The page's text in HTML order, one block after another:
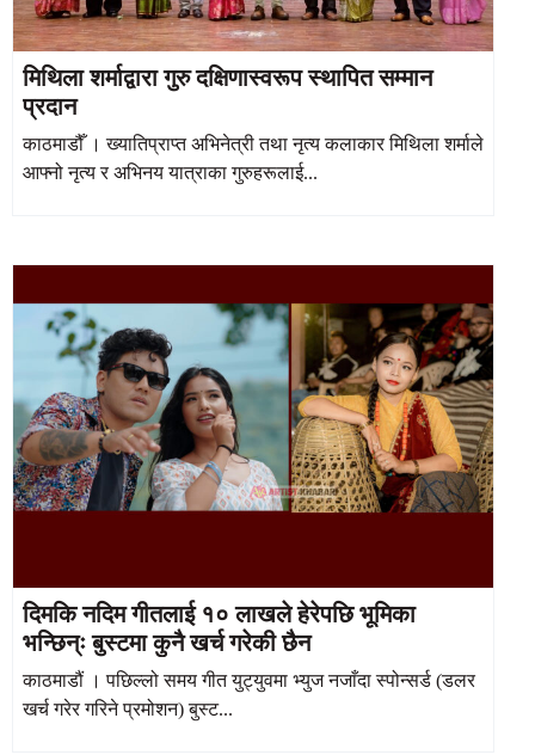
मिथिला शर्माद्वारा गुरु दक्षिणास्वरूप स्थापित सम्मान
प्रदान
काठमाडौँ । ख्यातिप्राप्त अभिनेत्री तथा नृत्य कलाकार मिथिला शर्माले
आफ्नो नृत्य र अभिनय यात्राका गुरुहरूलाई...
दिमकि नदिम गीतलाई १० लाखले हेरेपछि भूमिका
भन्छिन्ः बुस्टमा कुनै खर्च गरेकी छैन
काठमाडौं । पछिल्लो समय गीत युट्युवमा भ्युज नजाँदा स्पोन्सर्ड (डलर
खर्च गरेर गरिने प्रमोशन) बुस्ट...